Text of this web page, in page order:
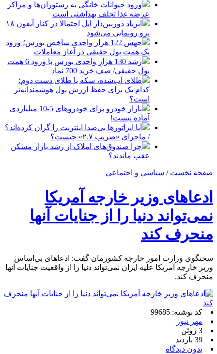
ورود حیوانات خانگی به رستوران‌ها و مراکز
عرضه غذا تخلف بهداشتی است
ایرپاد دوربین‌دار اپل احتمالا در کنار آیفون ۱۸
پرو رونمایی می‌شود
جهش 122 هزار واحدی شاخص بورس؛ ورود
یک همت پول حقیقی در آغاز معاملات
رشد 130 هزار واحدی بورس با ورود 6 همت
پول حقیقی/ صف خرید 700 نماد
طلای آب‌شده، سکه یا طلای دست دوم؛
کدام یک برای حفظ ارزش پول هوشمندانه‌تر
است؟
بازار خودرو برای خودروهای 5-10 میلیاردی
آماده نیست!
آیا اپراتورها بی‌صدا اینترنت را گران کرده‌اند؟
/ ماجرای «ضریب ۲.۷» چیست؟
چرا صندوق‌های املاک از رشد بازار مسکن
عقب ماندند؟
صفحه نخست / سیاسی و اجتماعی
ادعاهای وزیر خارجه آمریکا
نمی‌تواند دنیا را از جنایات آنها
منحرف کند
سخنگوی وزارت امور خارجه کشورمان گفت: ادعاهای بی‌اساس
وزیر خارجه آمریکا علیه ایران نمی‌تواند دنیا را از واقعیت جنایات آنها
منحرف کند.
کد نوشته: 99685
مهر نیوز
3 ژوئن
39 بازدید
بدون دیدگاه